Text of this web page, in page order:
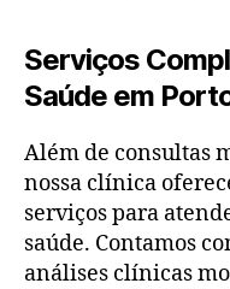
Serviços
Saúde em
Além de consultas
nossa clínica
serviços para
saúde. Contamos
análises clínicas